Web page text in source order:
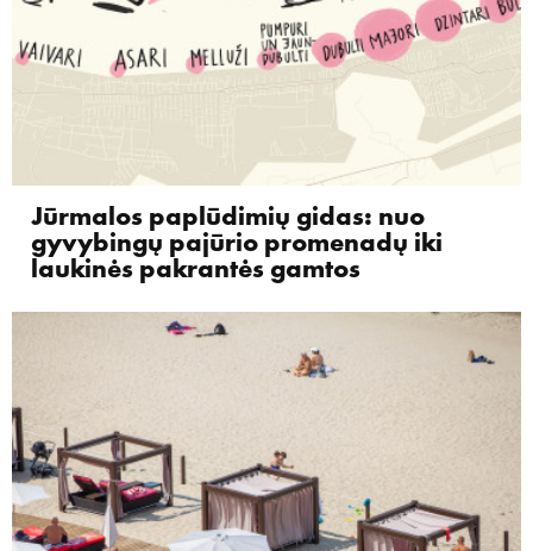
Jūrmalos paplūdimių gidas: nuo
gyvybingų pajūrio promenadų iki
laukinės pakrantės gamtos